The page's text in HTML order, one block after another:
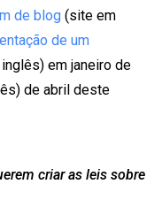
de blog (site em
de um
em janeiro de
de abril deste
criar as leis sobre